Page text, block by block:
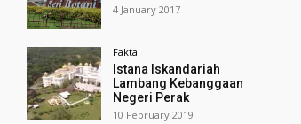
4 January 2017
Fakta
Istana Iskandariah
Lambang Kebanggaan
Negeri Perak
10 February 2019